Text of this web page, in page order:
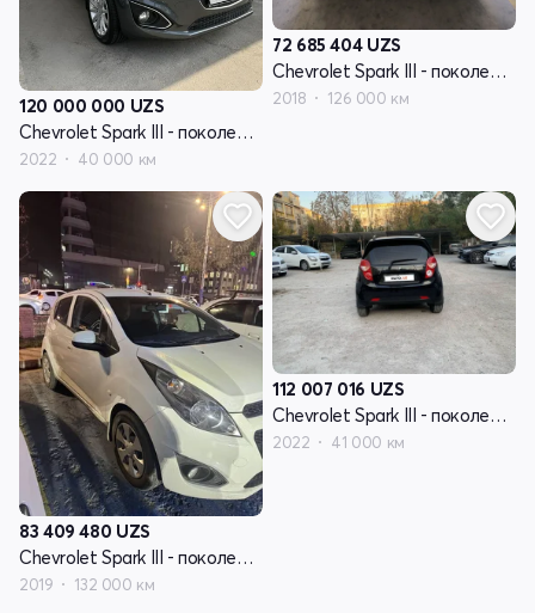
120 000 000 UZS
Chevrolet Spark III - поколение
2022 40 000 км
72 685 404 UZS
Chevrolet Spark III - поколение
2018 126 000 км
83 409 480 UZS
Chevrolet Spark III - поколение
2019 132 000 км
112 007 016 UZS
Chevrolet Spark III - поколение
2022 41 000 км